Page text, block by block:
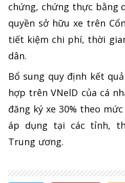
chứng, chứng thực bằng
quyền sở hữu xe trên
tiết kiệm chi phí, thời
dân.
Bổ sung quy định kết
hợp trên VNelD của cá
đăng ký xe 30% theo
áp dụng tại các tỉnh,
Trung ương.